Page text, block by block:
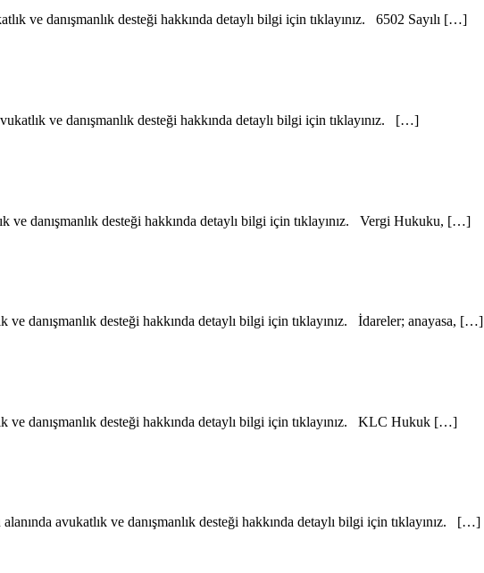
ve danışmanlık desteği hakkında detaylı bilgi için tıklayınız. 6502 Sayılı […]
ve danışmanlık desteği hakkında detaylı bilgi için tıklayınız. […]
danışmanlık desteği hakkında detaylı bilgi için tıklayınız. Vergi Hukuku, […]
danışmanlık desteği hakkında detaylı bilgi için tıklayınız. İdareler; anayasa, […]
danışmanlık desteği hakkında detaylı bilgi için tıklayınız. KLC Hukuk […]
avukatlık ve danışmanlık desteği hakkında detaylı bilgi için tıklayınız. […]